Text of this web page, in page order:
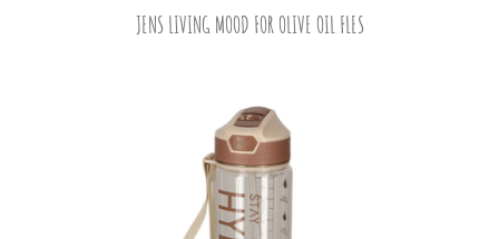
JENS LIVING MOOD FOR OLIVE OIL FLES